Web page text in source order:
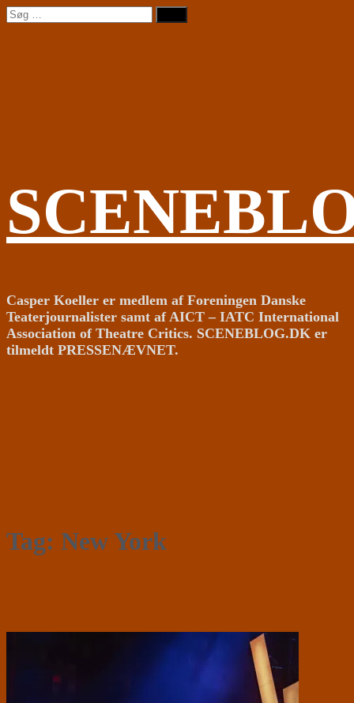
Videre
til
Søg
efter:
Casper Koeller er medlem af Foreningen Danske
Teaterjournalister samt af AICT – IATC International
Association of Theatre Critics. SCENEBLOG.DK er
tilmeldt PRESSENÆVNET.
Tag: New York